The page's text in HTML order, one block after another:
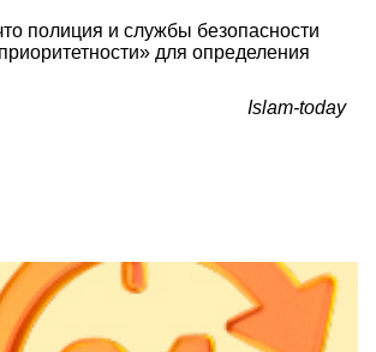
полиция и службы безопасности
для определения
Islam-today